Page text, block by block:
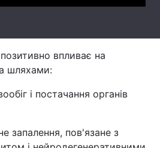
впливає на
шляхами:
і постачання органів
запалення, пов'язане з